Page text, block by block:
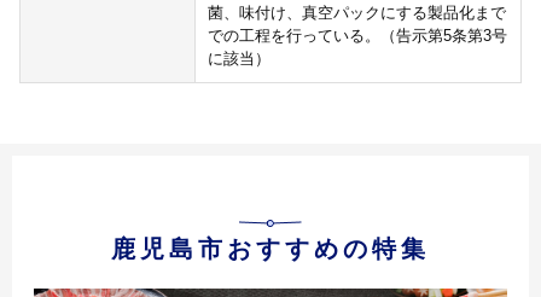
菌、味付け、真空パックにする製品化まで
での工程を行っている。（告示第5条第3号
に該当）
鹿児島市おすすめの特集